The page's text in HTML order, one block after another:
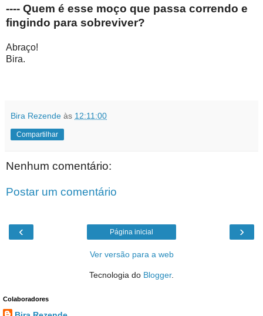
---- Quem é esse moço que passa correndo e
fingindo para sobreviver?
Abraço!
Bira.
Bira Rezende às 12:11:00
Compartilhar
Nenhum comentário:
Postar um comentário
‹ ›
Página inicial
Ver versão para a web
Tecnologia do Blogger.
Colaboradores